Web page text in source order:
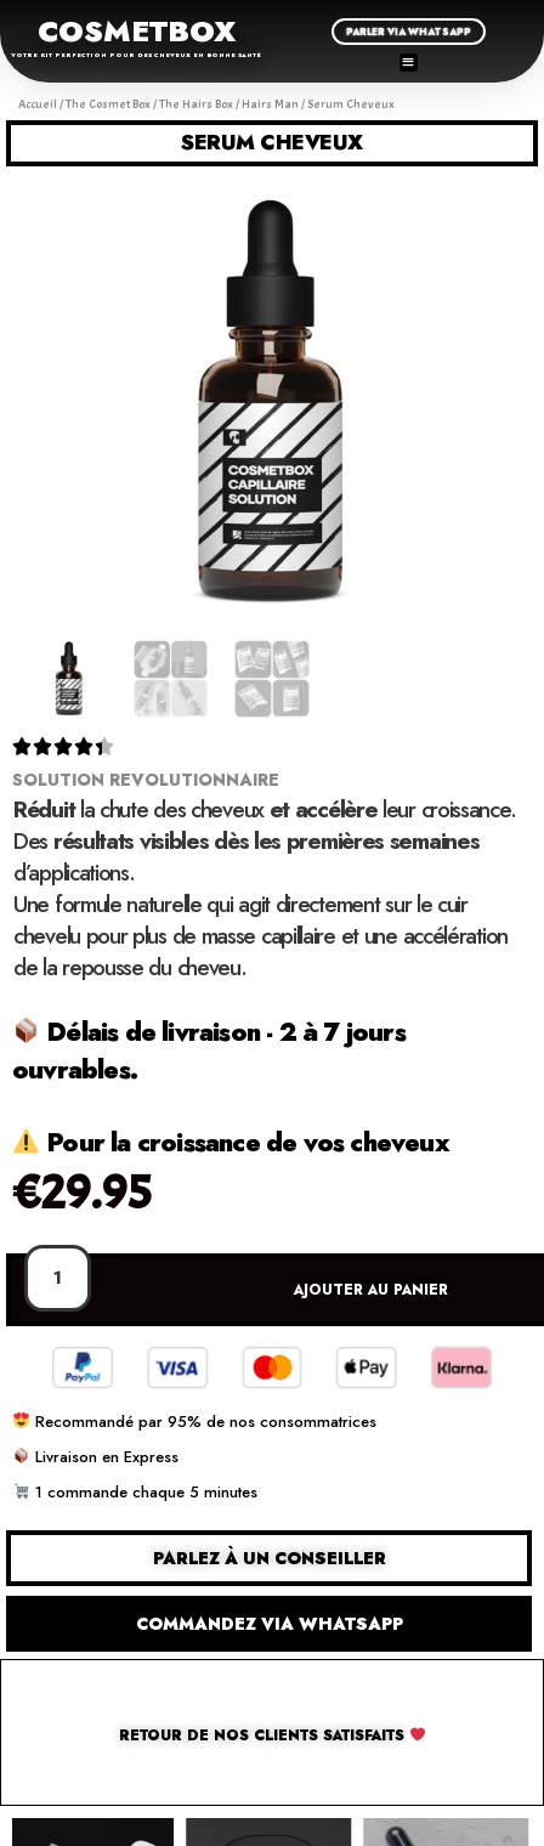
COSMETBOX
VOTRE KIT PERFECTION POUR DES CHEVEUX EN BONNE SANTÉ
PARLER VIA WHATSAPP
Accueil /The Cosmet Box/The Hairs Box/ Hairs Man / Serum Cheveux
SERUM CHEVEUX

SOLUTION REVOLUTIONNAIRE
Réduitla chute des cheveuxet accélèreleur croissance.
Des résultats visibles dès les premières semaines
d’applications.
Une formule naturelle qui agit directement sur le cuir
chevelu pour plus de masse capillaire et une accélération
de la repousse du cheveu.
Délais de livraison - 2 à 7 jours
ouvrables.
Pour la croissance de vos cheveux
€29.95
AJOUTER AU PANIER
Recommandé par 95% de nos consommatrices
Livraison en Express
1 commande chaque 5 minutes
PARLEZ À UN CONSEILLER
COMMANDEZ VIA WHATSAPP
RETOUR DE NOS CLIENTS SATISFAITS